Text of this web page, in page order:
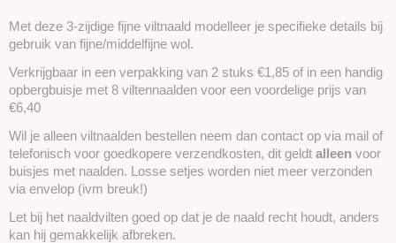
Met deze 3-zijdige fijne viltnaald modelleer je specifieke details bij
gebruik van fijne/middelfijne wol.
Verkrijgbaar in een verpakking van 2 stuks €1,85 of in een handig
opbergbuisje met 8 viltennaalden voor een voordelige prijs van
€6,40
Wil je alleen viltnaalden bestellen neem dan contact op via mail of
telefonisch voor goedkopere verzendkosten, dit geldt alleen voor
buisjes met naalden. Losse setjes worden niet meer verzonden
via envelop (ivm breuk!)
Let bij het naaldvilten goed op dat je de naald recht houdt, anders
kan hij gemakkelijk afbreken.